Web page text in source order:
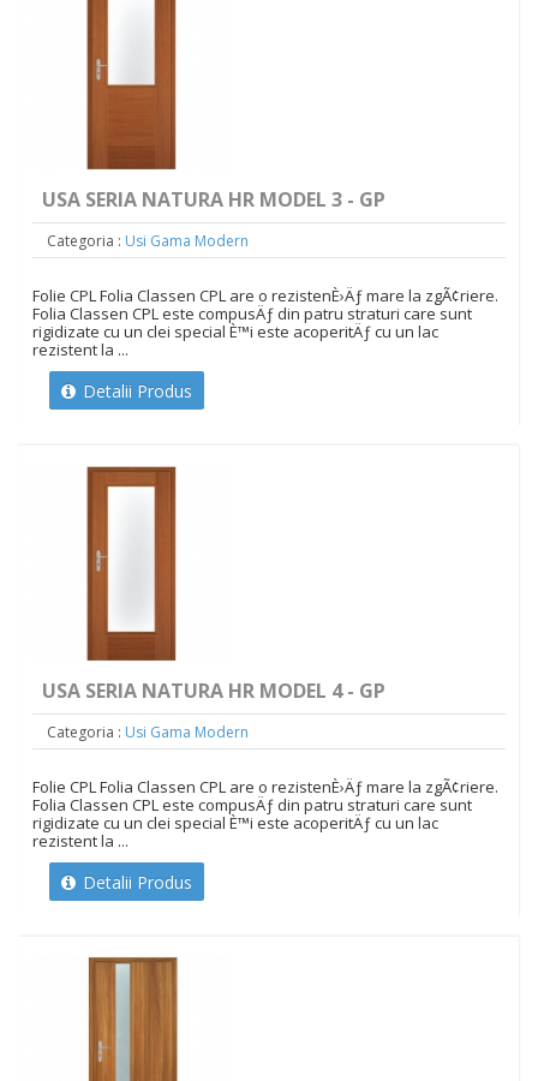
USA SERIA NATURA HR MODEL 3 - GP
Categoria : Usi Gama Modern
Folie CPL Folia Classen CPL are o rezistenÈ›Äƒ mare la zgÃ¢riere.
Folia Classen CPL este compusÄƒ din patru straturi care sunt
rigidizate cu un clei special È™i este acoperitÄƒ cu un lac
rezistent la ...
Detalii Produs
USA SERIA NATURA HR MODEL 4 - GP
Categoria : Usi Gama Modern
Folie CPL Folia Classen CPL are o rezistenÈ›Äƒ mare la zgÃ¢riere.
Folia Classen CPL este compusÄƒ din patru straturi care sunt
rigidizate cu un clei special È™i este acoperitÄƒ cu un lac
rezistent la ...
Detalii Produs